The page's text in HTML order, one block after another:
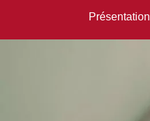
Présentation